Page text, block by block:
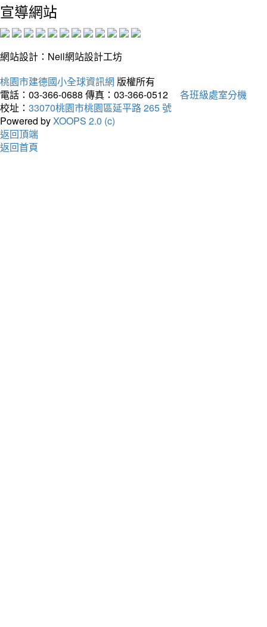
宣導網站
網站設計：Neil網站設計工坊
桃園市建德國小全球資訊網 版權所有
電話：03-366-0688 傳真：03-366-0512
各班級處室分機
校址： 33070桃園市桃園區延平路 265 號
Powered byXOOPS 2.0 (c)
返回頂端
返回首頁